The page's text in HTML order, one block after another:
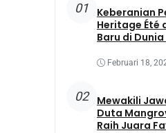
01
Keberanian
Heritage Été
Baru di
Februari 18,
02
Mewakili
Duta
Raih Juara